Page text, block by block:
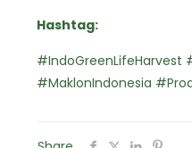
Hashtag:
#IndoGreenLifeHarvest
#MaklonIndonesia